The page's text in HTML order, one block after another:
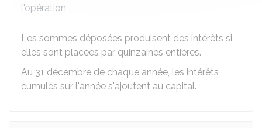
l'opération
Les sommes déposées produisent des intérêts si
elles sont placées par quinzaines entières.
Au 31 décembre de chaque année, les intérêts
cumulés sur l'année s'ajoutent au capital.